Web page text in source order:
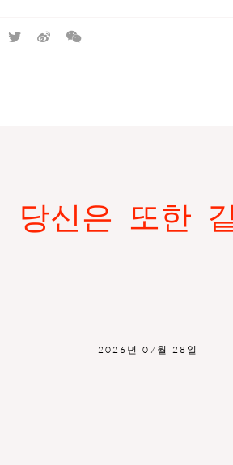
당신은 또한
2026년 07월 28일